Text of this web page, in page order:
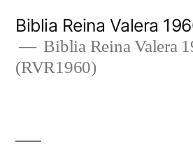
content
Biblia Reina Valera
Biblia Reina Valera
(RVR1960)